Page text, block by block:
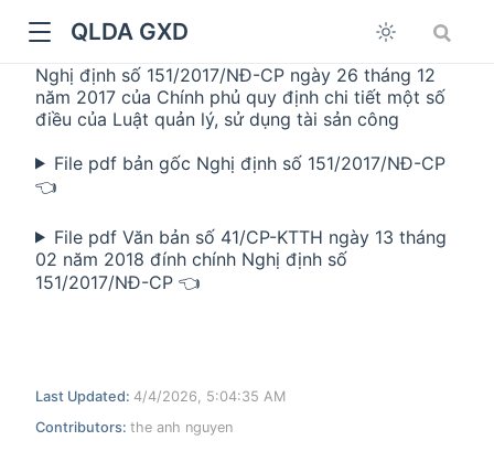
QLDA GXD
Nghị định số 151/2017/NĐ-CP ngày 26 tháng 12
năm 2017 của Chính phủ quy định chi tiết một số
điều của Luật quản lý, sử dụng tài sản công
File pdf bản gốc Nghị định số 151/2017/NĐ-CP
👈
File pdf Văn bản số 41/CP-KTTH ngày 13 tháng
02 năm 2018 đính chính Nghị định số
151/2017/NĐ-CP 👈
Last Updated: 4/4/2026, 5:04:35 AM
Contributors: the anh nguyen